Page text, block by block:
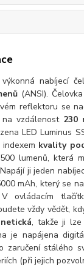
nabíjecí
(ANSI).
reflektoru se
vzdálenost 230
LED Luminus
kvality
lumenů, která
ji jeden
mAh, který se
ovládacím
vždy vědět,
, takže ji lze
je napájena
zaručení stálého
(při jejich